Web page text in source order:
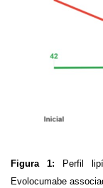
Figura 1:
Perfil
Evolocumabe